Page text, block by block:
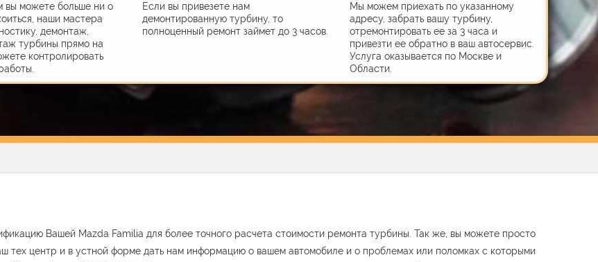
вы можете больше ни о
наши мастера
демонтаж,
турбины прямо на
контролировать
Если вы привезете нам
демонтированную турбину, то
полноценный ремонт займет до 3 часов.
Мы можем приехать по указанному
адресу, забрать вашу турбину,
отремонтировать ее за 3 часа и
привезти ее обратно в ваш автосервис.
Услуга оказывается по Москве и
Области.
Вашей Mazda Familia для более точного расчета стоимости ремонта турбины. Так же, вы можете просто
тех центр и в устной форме дать нам информацию о вашем автомобиле и о проблемах или поломках с которыми